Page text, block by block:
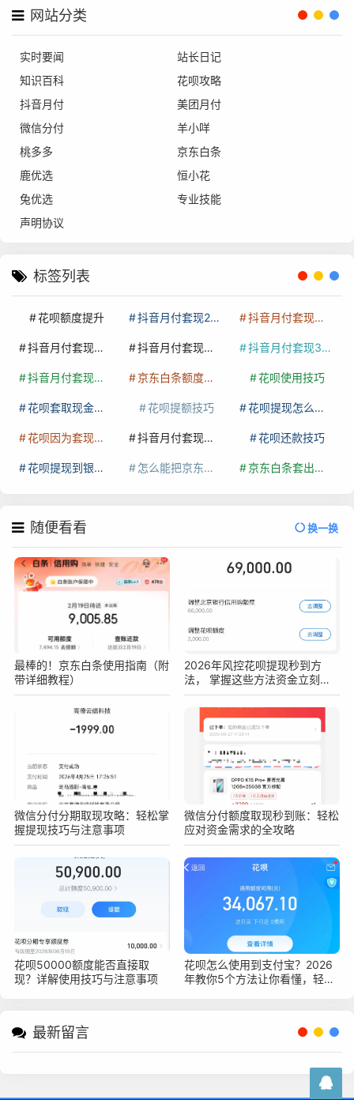
网站分类
实时要闻
站长日记
知识百科
花呗攻略
抖音月付
美团月付
微信分付
羊小咩
桃多多
京东白条
鹿优选
恒小花
兔优选
专业技能
声明协议
标签列表
花呗额度提升 抖音月付套现24小时接单 抖音月付套现怎么套
抖音月付套现多少手续费 抖音月付套现商家有哪些 抖音月付套现30秒技巧
抖音月付套现最新方法 京东白条额度提升 花呗使用技巧
花呗套取现金最佳方法 花呗提额技巧 花呗提现怎么操作
花呗因为套现被限额了这种情况要多久才会好 抖音月付套现秒回100起 花呗还款技巧
花呗提现到银行卡 怎么能把京东白条额度钱套出来 京东白条套出来手续费多少
随便看看 换一换
最棒的！京东白条使用指南（附
带详细教程）
2026年风控花呗提现秒到方
法， 掌握这些方法资金立刻到
手
微信分付分期取现攻略：轻松掌
握提现技巧与注意事项
微信分付额度取现秒到账：轻松
应对资金需求的全攻略
花呗50000额度能否直接取
现？详解使用技巧与注意事项
花呗怎么使用到支付宝？2026
年教你5个方法让你看懂，轻松
最新留言